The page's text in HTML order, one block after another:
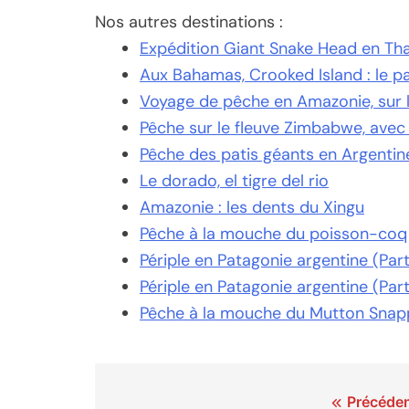
Nos autres destinations :
Expédition Giant Snake Head en
Aux Bahamas, Crooked Island : le
Voyage de pêche en Amazonie, sur
Pêche sur le fleuve Zimbabwe,
Pêche des patis géants en
Le dorado, el tigre del rio
Amazonie : les dents du Xingu
Pêche à la mouche du poisson-coq
Périple en Patagonie argentine
Périple en Patagonie argentine
Pêche à la mouche du Mutton